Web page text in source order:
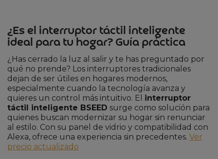
¿Es el interruptor táctil inteligente
ideal para tu hogar? Guía práctica
¿Has cerrado la luz al salir y te has preguntado por
qué no prende? Los interruptores tradicionales
dejan de ser útiles en hogares modernos,
especialmente cuando la tecnología avanza y
quieres un control más intuitivo. El interruptor
táctil inteligente BSEED surge como solución para
quienes buscan modernizar su hogar sin renunciar
al estilo. Con su panel de vidrio y compatibilidad con
Alexa, ofrece una experiencia sin precedentes. Ver
precio actualizado